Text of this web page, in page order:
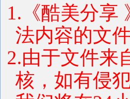
1.《酷美分享
法内容的文
2.由于文件来
核，如有侵